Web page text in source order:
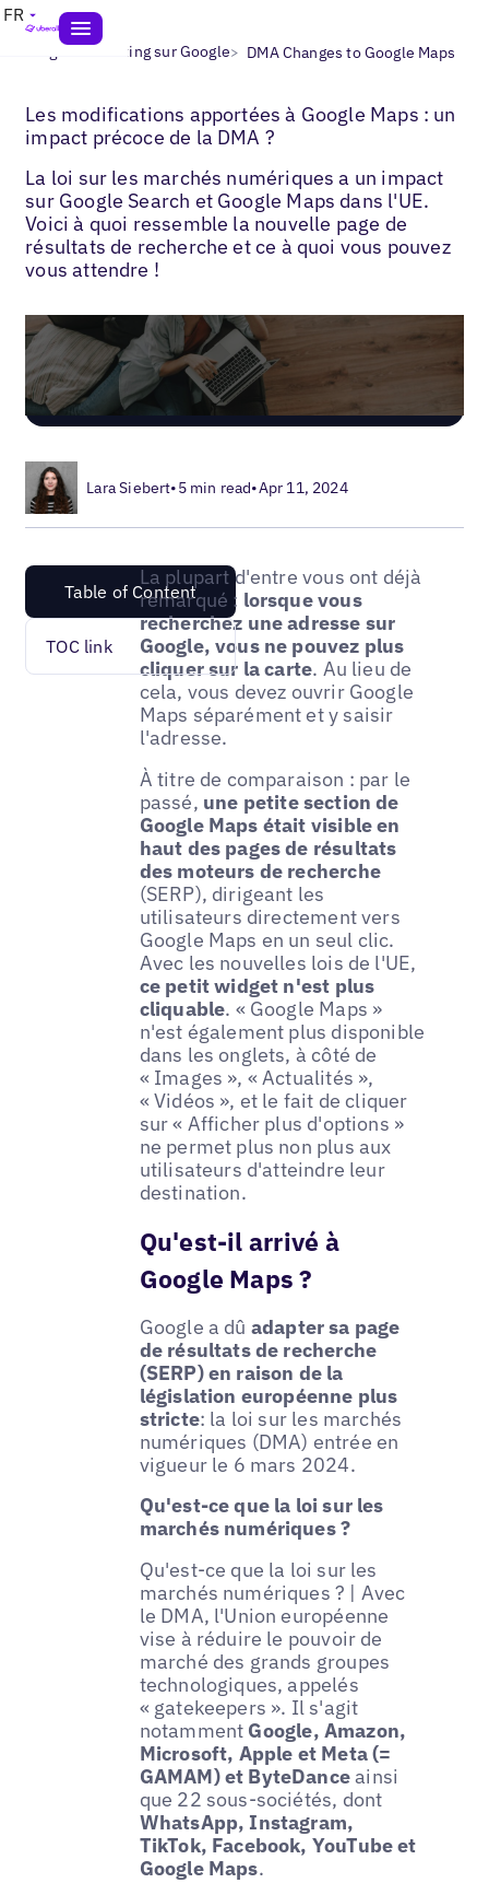
FR
Blogs> Marketing sur Google> DMA Changes to Google Maps
Les modifications apportées à Google Maps : un
impact précoce de la DMA ?
La loi sur les marchés numériques a un impact
sur Google Search et Google Maps dans l'UE.
Voici à quoi ressemble la nouvelle page de
résultats de recherche et ce à quoi vous pouvez
vous attendre !
Lara Siebert•5 min read•Apr 11, 2024
Table of Content
TOC link
La plupart d'entre vous ont déjà
remarqué : lorsque vous
recherchez une adresse sur
Google, vous ne pouvez plus
cliquer sur la carte. Au lieu de
cela, vous devez ouvrir Google
Maps séparément et y saisir
l'adresse.
À titre de comparaison : par le
passé, une petite section de
Google Maps était visible en
haut des pages de résultats
des moteurs de recherche
(SERP), dirigeant les
utilisateurs directement vers
Google Maps en un seul clic.
Avec les nouvelles lois de l'UE,
ce petit widget n'est plus
cliquable. « Google Maps »
n'est également plus disponible
dans les onglets, à côté de
« Images », « Actualités »,
« Vidéos », et le fait de cliquer
sur « Afficher plus d'options »
ne permet plus non plus aux
utilisateurs d'atteindre leur
destination.
Qu'est-il arrivé à
Google Maps ?
Google a dû adapter sa page
de résultats de recherche
(SERP) en raison de la
législation européenne plus
stricte: la loi sur les marchés
numériques (DMA) entrée en
vigueur le 6 mars 2024.
Qu'est-ce que la loi sur les
marchés numériques ?
Qu'est-ce que la loi sur les
marchés numériques ? | Avec
le DMA, l'Union européenne
vise à réduire le pouvoir de
marché des grands groupes
technologiques, appelés
« gatekeepers ». Il s'agit
notamment Google, Amazon,
Microsoft, Apple et Meta (=
GAMAM) et ByteDanceainsi
que 22 sous-sociétés, dont
WhatsApp, Instagram,
TikTok, Facebook, YouTube et
Google Maps.